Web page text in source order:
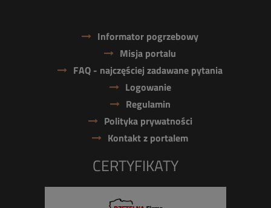
Informator pogrzebowy
Misja portalu
FAQ - najczęściej zadawane pytania
Logowanie
Regulamin
Polityka prywatności
Kontakt z portalem
CERTYFIKATY